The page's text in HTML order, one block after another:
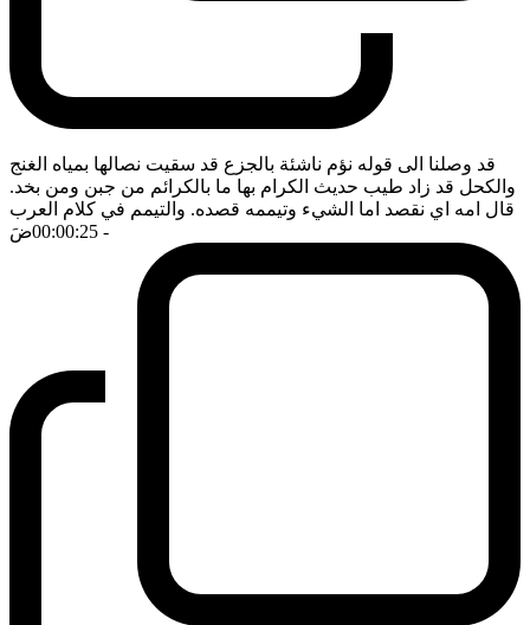
قد وصلنا الى قوله نؤم ناشئة بالجزع قد سقيت نصالها بمياه الغنج
والكحل قد زاد طيب حديث الكرام بها ما بالكرائم من جبن ومن بخد.
قال امه اي نقصد اما الشيء وتيممه قصده. والتيمم في كلام العرب
- 00:00:25
ضَ